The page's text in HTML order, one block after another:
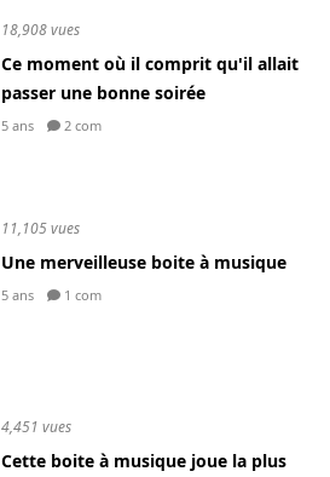
18,908 vues
Ce moment où il comprit qu'il allait
passer une bonne soirée
5 ans 2 com
11,105 vues
Une merveilleuse boite à musique
5 ans 1 com
4,451 vues
Cette boite à musique joue la plus